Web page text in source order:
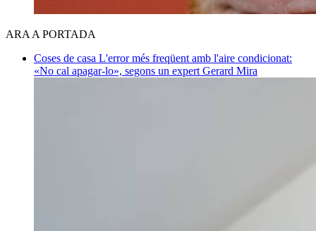
ARA A PORTADA
Coses de casa L'error més freqüent amb l'aire condicionat:
«No cal apagar-lo», segons un expert Gerard Mira